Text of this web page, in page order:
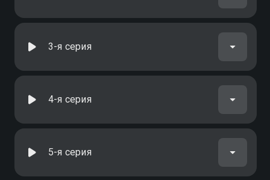
3-я серия
4-я серия
5-я серия